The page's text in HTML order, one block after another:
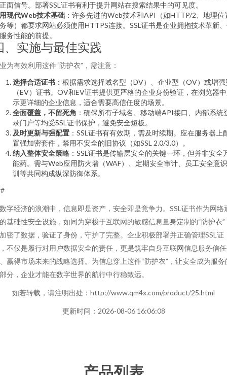
面信号。部署SSL证书有利于提升网站在搜索结果中的可见度。
现代Web技术基础 ：许多先进的Web技术和API（如HTTP/2、地理位
等）都要求网站必须使用HTTPS连接。SSL证书是企业拥抱技术革新
务性能的前提。
、实施与最佳实践
为有效利用这件“防护衣”，需注意：
选择合适证书 ：根据需求选择域名型（DV）、企业型（OV）或增强
（EV）证书。OV和EV证书提供更严格的企业身份验证，在浏览器
示更详细的企业信息，适合需要高信任度的场景。
全面覆盖，不留死角 ：确保所有子域名、移动端API接口、内部系统
录门户等均受SSL证书保护，避免安全短板。
及时更新与强配置 ：SSL证书有有效期，需及时续期。应在服务器上
置强加密套件，禁用不安全的旧协议（如SSL 2.0/3.0）。
纳入整体安全策略 ：SSL证书是传输层安全的关键一环，但并非安全
能药。需与Web应用防火墙（WAF）、定期安全审计、员工安全意
训等共同构成纵深防御体系。
字经济的浪潮中，信息即是资产，安全即是竞争力。SSL证书作为网络
基础性安全设施，如同为穿梭于互联网的敏感信息量身定制的“防护衣”
密了数据，验证了身份，守护了完整。企业积极部署并正确管理SSL证
不仅是履行对用户数据安全的责任，更是筑牢自身互联网信息服务信
赢得市场未来的战略选择。为信息穿上这件“防护衣”，让安全成为服务
分，企业才能在数字世界的航行中行稳致远。
如若转载，请注明出处：http://www.qm4x.com/product/25.html
更新时间：2026-08-06 16:06:08